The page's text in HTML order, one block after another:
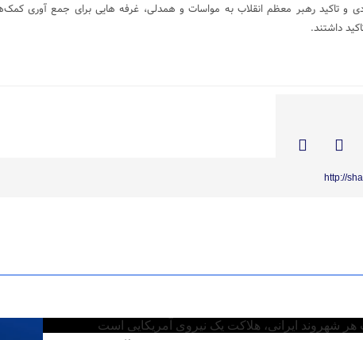
و تاکید رهبر معظم انقلاب به مواسات و همدلی، غرفه هایی برای جمع آوری
داشتند.
http://